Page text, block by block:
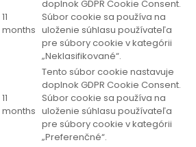
11
months
doplnok GDPR Cookie Consent.
Súbor cookie sa používa na
uloženie súhlasu používateľa
pre súbory cookie v kategórii
„Neklasifikované“.
11
months
Tento súbor cookie nastavuje
doplnok GDPR Cookie Consent.
Súbor cookie sa používa na
uloženie súhlasu používateľa
pre súbory cookie v kategórii
„Preferenčné“.